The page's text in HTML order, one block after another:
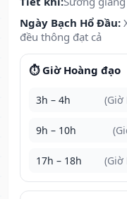
Ngày Bạch Hổ Đầu:
đều thông đạt cả
⏱️ Giờ Hoàng đạo
3h – 4h (Giờ
9h – 10h
17h – 18h (Giờ